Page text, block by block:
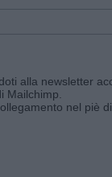
alla newsletter
Mailchimp
nel piè